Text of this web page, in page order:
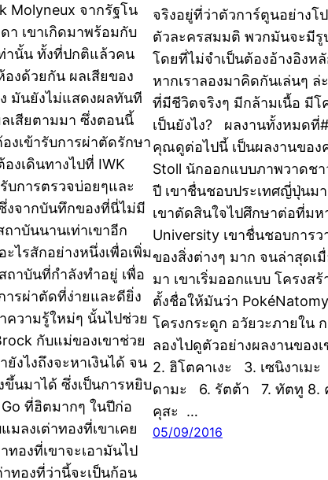
Molyneux จากรัฐโน
า เขาเกิดมาพร้อมกับ
านั้น ทั้งที่ปกติแล้วคน
งด้วยกัน ผลเสียของ
มันยังไม่แสดงผลทันที
เสียตามมา ซึ่งตอนนี้
งเข้ารับการผ่าตัดรักษา
งเดินทางไปที่ IWK
บการตรวจบ่อยๆและ
งจากบันทึกของที่นี่ไม่มี
าบันนานเท่าเขาอีก
ไรสักอย่างหนึ่งเพื่อเพิ่ม
ถาบันที่กำลังทำอยู่ เพื่อ
ารผ่าตัดที่ง่ายและดียิ่ง
ความรู้ใหม่ๆ นั้นไปช่วย
กับแม่ของเขาช่วย
งไงถึงจะหาเงินได้ จน
นมาได้ ซึ่งเป็นการหยิบ
ที่ฮิตมากๆ ในปีก่อ
ลงเต่าทองที่เขาเคย
ทองที่เขาจะเอามันไป
องที่ว่านี้จะเป็นก้อน
จริงอยู่ที่ว่าตัวการ์ตูนอย่างโ
ตัวละครสมมติ พวกมันจะมีรู
โดยที่ไม่จำเป็นต้องอ้างอิงห
หากเราลองมาคิดกันเล่นๆ ล่
ที่มีชีวิตจริงๆ มีกล้ามเนื้อ มีโ
เป็นยังไง? ผลงานทั้งหมดที่
คุณดูต่อไปนี้ เป็นผลงานขอ
Stoll นักออกแบบภาพวาดชา
ปี เขาชื่นชอบประเทศญี่ปุ่นมา
เขาตัดสินใจไปศึกษาต่อที่มห
University เขาชื่นชอบการว
ของสิ่งต่างๆ มาก จนล่าสุดเ
มา เขาเริ่มออกแบบ โครงส
ตั้งชื่อให้มันว่า
โครงกระดูก อวัยวะภายใน ก
ลองไปดูตัวอย่างผลงานของ
2. ฮิโตคาเงะ 3. เซนิงาเม
ดามะ 6. รัตต้า 7. ทัตทู 8.
คุสะ …
05/09/2016